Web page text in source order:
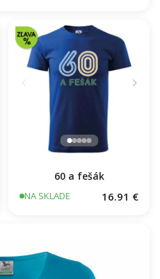
60 a fešák
NA SKLADE 16.91 €